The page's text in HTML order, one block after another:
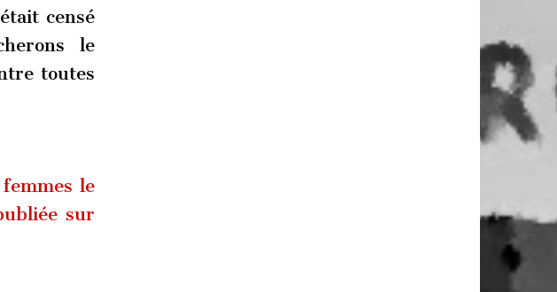
censé
le
toutes
le
sur